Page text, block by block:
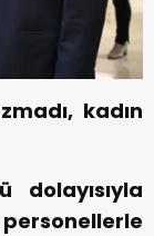
kadın